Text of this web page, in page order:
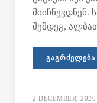
მიიჩნევდნენ.
შემდეგ,
ᲒᲐᲒᲠᲫᲔᲚᲔᲑᲐ
2 DECEMBER, 2020